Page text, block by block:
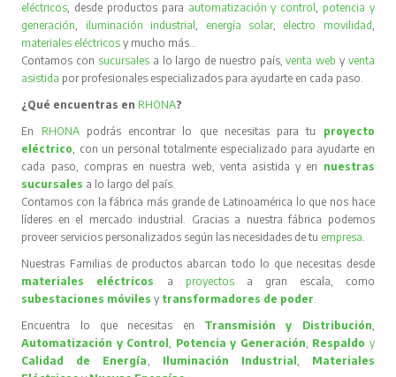
eléctricos, desde productos para automatización y control, potencia y
generación, iluminación industrial, energía solar, electro movilidad,
materiales eléctricos y mucho más…
Contamos con sucursales a lo largo de nuestro país,venta web y venta
asistida por profesionales especializados para ayudarte en cada paso.
¿Qué encuentras en RHONA?
En RHONA podrás encontrar lo que necesitas para tu proyecto
eléctrico, con un personal totalmente especializado para ayudarte en
cada paso, compras en nuestra web, venta asistida y en nuestras
sucursales a lo largo del país.
Contamos con la fábrica más grande de Latinoamérica lo que nos hace
líderes en el mercado industrial. Gracias a nuestra fábrica podemos
proveer servicios personalizados según las necesidades de tu empresa.
Nuestras Familias de productos abarcan todo lo que necesitas desde
materiales eléctricos
a proyectos
a gran escala, como
subestaciones móvilesy transformadores de poder.
Encuentra lo que necesitas en Transmisión y Distribución,
Automatización y Control, Potencia y Generación, Respaldo y
Calidad de Energía, Iluminación Industrial , Materiales